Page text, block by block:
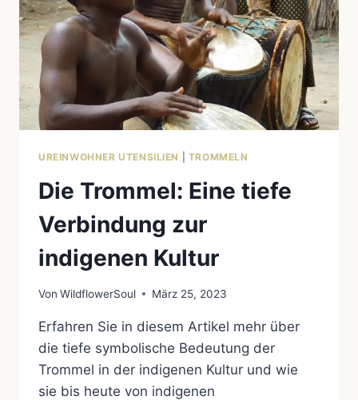
UREINWOHNER UTENSILIEN TROMMELN
Die Trommel: Eine tiefe
Verbindung zur
indigenen Kultur
Von WildflowerSoul März 25, 2023
Erfahren Sie in diesem Artikel mehr über
die tiefe symbolische Bedeutung der
Trommel in der indigenen Kultur und wie
sie bis heute von indigenen